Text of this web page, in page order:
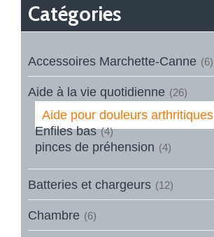
Catégories
Accessoires Marchette-Canne (6)
Aide à la vie quotidienne (26)
Aide pour douleurs arthritiques
Enfiles bas (4)
pinces de préhension (4)
Batteries et chargeurs (12)
Chambre (6)